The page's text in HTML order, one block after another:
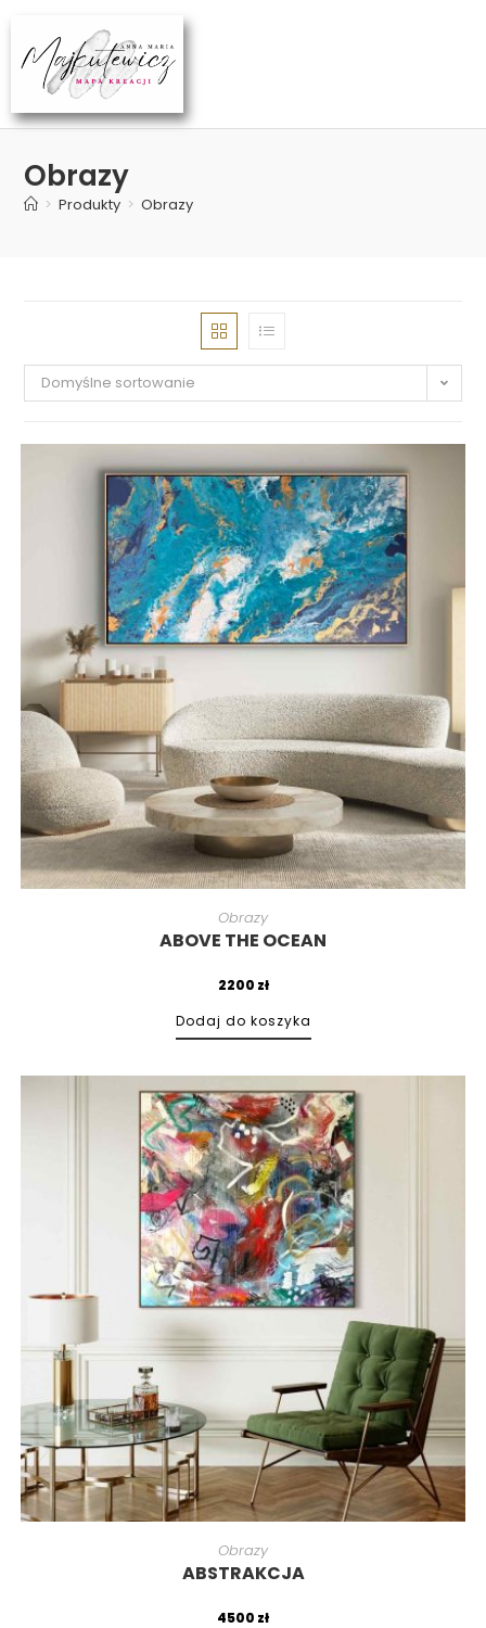
Obrazy
> Produkty > Obrazy
Domyślne sortowanie
Obrazy
ABOVE THE OCEAN
2200 zł
Dodaj do koszyka
Obrazy
ABSTRAKCJA
4500 zł